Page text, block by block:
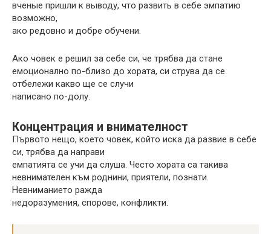
вченые пришли к выводу, что развить в себе эмпатию
возможно,
ако редовно и добре обучени.
Ако човек е решил за себе си, че трябва да стане
емоционално по-близо до хората, си струва да се
отбележи какво ще се случи
написано по-долу.
Концентрация и внимателност
Първото нещо, което човек, който иска да развие в себе
си, трябва да направи
емпатията се учи да слуша. Често хората са такива
невнимателен към роднини, приятели, познати.
Невниманието ражда
недоразумения, спорове, конфликти.